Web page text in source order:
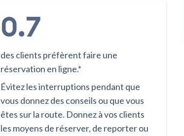
0.7
des clients préfèrent faire une
réservation en ligne.*
Évitez les interruptions pendant que
vous donnez des conseils ou que vous
êtes sur la route. Donnez à vos clients
les moyens de réserver, de reporter ou